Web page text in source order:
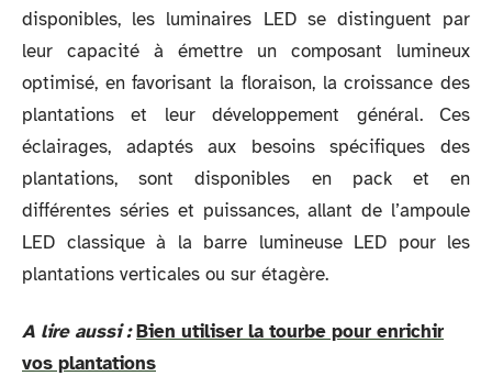
disponibles, les luminaires LED se distinguent par
leur capacité à émettre un composant lumineux
optimisé, en favorisant la floraison, la croissance des
plantations et leur développement général. Ces
éclairages, adaptés aux besoins spécifiques des
plantations, sont disponibles en pack et en
différentes séries et puissances, allant de l’ampoule
LED classique à la barre lumineuse LED pour les
plantations verticales ou sur étagère.
A lire aussi : Bien utiliser la tourbe pour enrichir
vos plantations